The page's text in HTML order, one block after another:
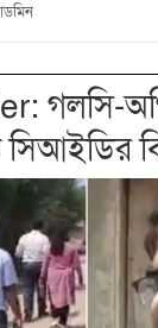
গলসি-
সিআইডির